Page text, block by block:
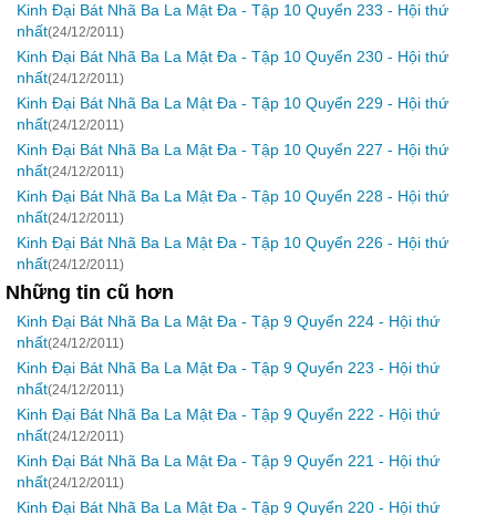
Kinh Đại Bát Nhã Ba La Mật Đa - Tập 10 Quyển 233 - Hội thứ
nhất(24/12/2011)
Kinh Đại Bát Nhã Ba La Mật Đa - Tập 10 Quyển 230 - Hội thứ
nhất(24/12/2011)
Kinh Đại Bát Nhã Ba La Mật Đa - Tập 10 Quyển 229 - Hội thứ
nhất(24/12/2011)
Kinh Đại Bát Nhã Ba La Mật Đa - Tập 10 Quyển 227 - Hội thứ
nhất(24/12/2011)
Kinh Đại Bát Nhã Ba La Mật Đa - Tập 10 Quyển 228 - Hội thứ
nhất(24/12/2011)
Kinh Đại Bát Nhã Ba La Mật Đa - Tập 10 Quyển 226 - Hội thứ
nhất(24/12/2011)
Những tin cũ hơn
Kinh Đại Bát Nhã Ba La Mật Đa - Tập 9 Quyển 224 - Hội thứ
nhất(24/12/2011)
Kinh Đại Bát Nhã Ba La Mật Đa - Tập 9 Quyển 223 - Hội thứ
nhất(24/12/2011)
Kinh Đại Bát Nhã Ba La Mật Đa - Tập 9 Quyển 222 - Hội thứ
nhất(24/12/2011)
Kinh Đại Bát Nhã Ba La Mật Đa - Tập 9 Quyển 221 - Hội thứ
nhất(24/12/2011)
Kinh Đại Bát Nhã Ba La Mật Đa - Tập 9 Quyển 220 - Hội thứ